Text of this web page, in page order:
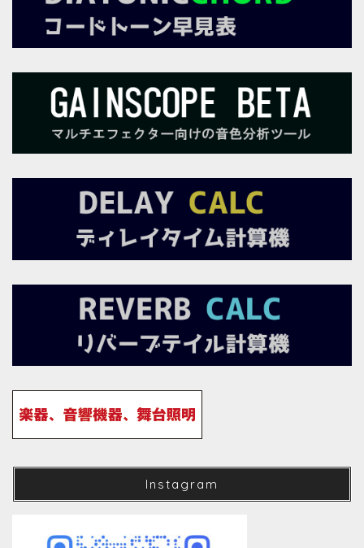
Instagram